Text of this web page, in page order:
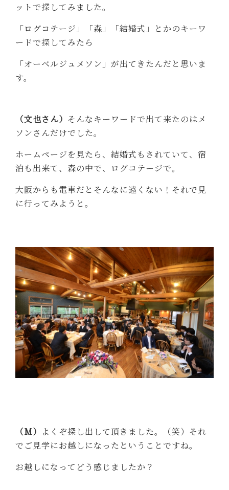
ットで探してみました。
「ログコテージ」「森」「結婚式」とかのキーワ
ードで探してみたら
「オーベルジュメソン」が出てきたんだと思いま
す。
（文也さん） そんなキーワードで出て来たのはメ
ソンさんだけでした。
ホームページを見たら、結婚式もされていて、宿
泊も出来て、森の中で、ログコテージで。
大阪からも電車だとそんなに遠くない！それで見
に行ってみようと。
（M） よくぞ探し出して頂きました。（笑）それ
でご見学にお越しになったということですね。
お越しになってどう感じましたか？